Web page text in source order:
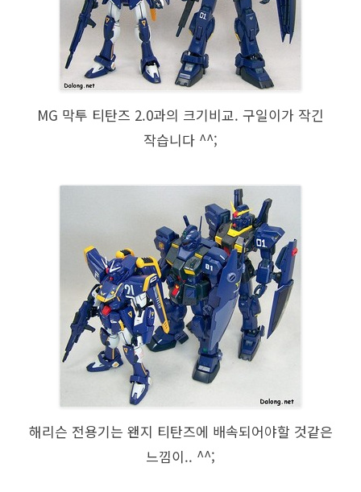
MG 막투 티탄즈 2.0과의 크기비교. 구일이가 작긴
작습니다 ^^;
해리슨 전용기는 왠지 티탄즈에 배속되어야할 것같은
느낌이.. ^^;